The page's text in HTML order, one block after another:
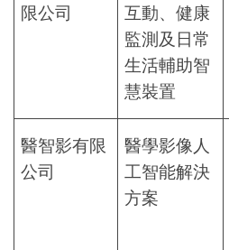
限公司
互動、健康
監測及日常
生活輔助智
慧裝置
醫智影有限
公司
醫學影像人
工智能解決
方案